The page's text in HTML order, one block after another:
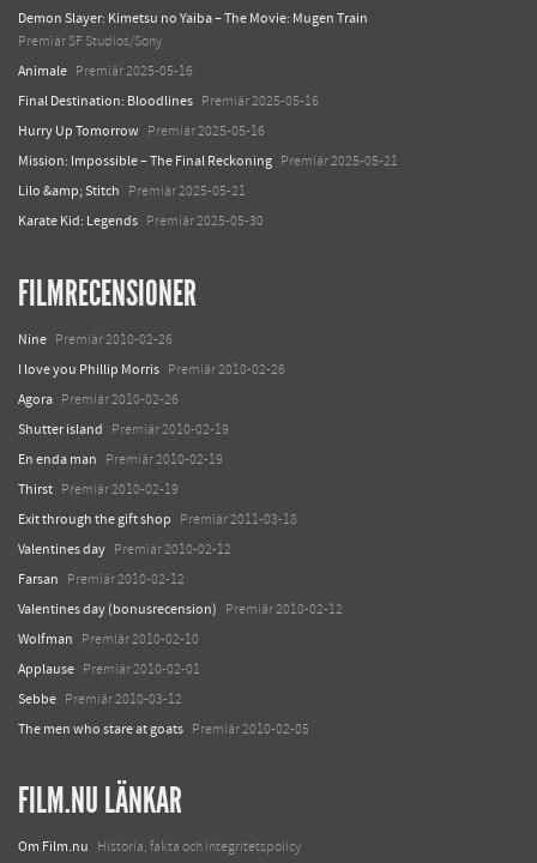
Demon Slayer: Kimetsu no Yaiba – The Movie: Mugen Train
Premiär SF Studios/Sony
Animale Premiär 2025-05-16
Final Destination: Bloodlines Premiär 2025-05-16
Hurry Up Tomorrow Premiär 2025-05-16
Mission: Impossible – The Final Reckoning Premiär 2025-05-21
Lilo &amp; Stitch Premiär 2025-05-21
Karate Kid: Legends Premiär 2025-05-30
FILMRECENSIONER
Nine Premiär 2010-02-26
I love you Phillip Morris Premiär 2010-02-26
Agora Premiär 2010-02-26
Shutter island Premiär 2010-02-19
En enda man Premiär 2010-02-19
Thirst Premiär 2010-02-19
Exit through the gift shop Premiär 2011-03-18
Valentines day Premiär 2010-02-12
Farsan Premiär 2010-02-12
Valentines day (bonusrecension) Premiär 2010-02-12
Wolfman Premiär 2010-02-10
Applause Premiär 2010-02-01
Sebbe Premiär 2010-03-12
The men who stare at goats Premiär 2010-02-05
FILM.NU LÄNKAR
Om Film.nu Historia, fakta och integritetspolicy